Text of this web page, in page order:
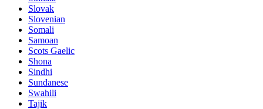
Slovak
Slovenian
Somali
Samoan
Scots Gaelic
Shona
Sindhi
Sundanese
Swahili
Tajik